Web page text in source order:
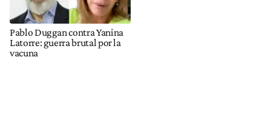
Pablo Duggan contra Yanina
Latorre: guerra brutal por la
vacuna